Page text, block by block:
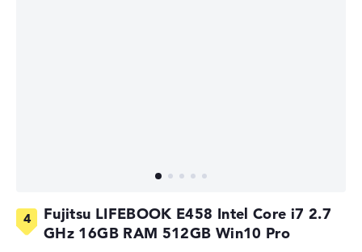
Fujitsu LIFEBOOK E458 Intel Core i7 2.7
GHz 16GB RAM 512GB Win10 Pro